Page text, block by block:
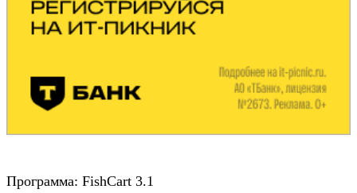
Программа: FishCart 3.1